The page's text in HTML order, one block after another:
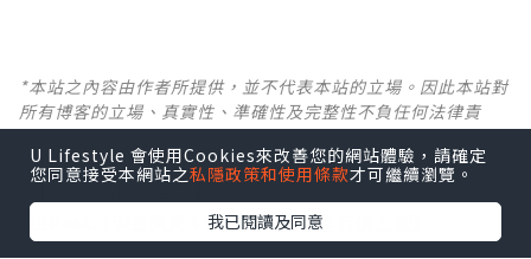
*本站之內容由作者所提供，並不代表本站的立場。因此本站對
所有博客的立場、真實性、準確性及完整性不負任何法律責
任。
【 U Creator 招募 】
登記《社群創作有價企劃》
U Lifestyle 會使用Cookies來改善您的網站體驗，請確定
您同意接受本網站之私隱政策和使用條款才可繼續瀏覽。
我已閱讀及同意